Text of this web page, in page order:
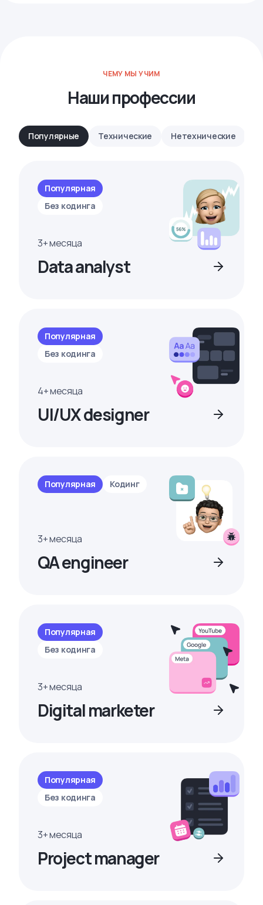
ЧЕМУ МЫ УЧИМ
Наши профессии
Популярные Технические Нетехнические
Популярная
Без кодинга
3+ месяца
Data analyst
Популярная
Без кодинга
4+ месяца
UI/UX designer
Популярная Кодинг
3+ месяца
QA engineer
Популярная
Без кодинга
3+ месяца
Digital marketer
Популярная
Без кодинга
3+ месяца
Project manager